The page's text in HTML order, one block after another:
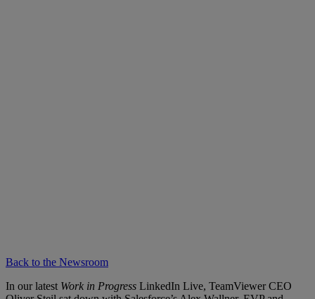
Back to the Newsroom
In our latest Work in Progress LinkedIn Live, TeamViewer CEO